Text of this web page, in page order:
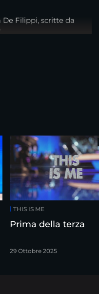
Filippi, scritte da
THIS IS ME
Prima della terza
29 Ottobre 2025